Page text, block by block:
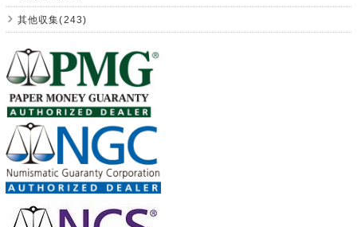
其他収集(243)